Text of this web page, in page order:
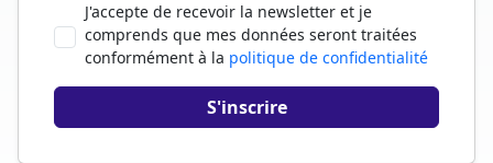
J'accepte de recevoir la newsletter et je
comprends que mes données seront traitées
conformément à la politique de confidentialité